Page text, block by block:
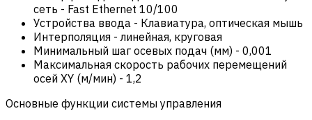
сеть - Fast Ethernet 10/100
Устройства ввода - Клавиатура, оптическая мышь
Интерполяция - линейная, круговая
Минимальный шаг осевых подач (мм) - 0,001
Максимальная скорость рабочих перемещений
осей XY (м/мин) - 1,2
Основные функции системы управления